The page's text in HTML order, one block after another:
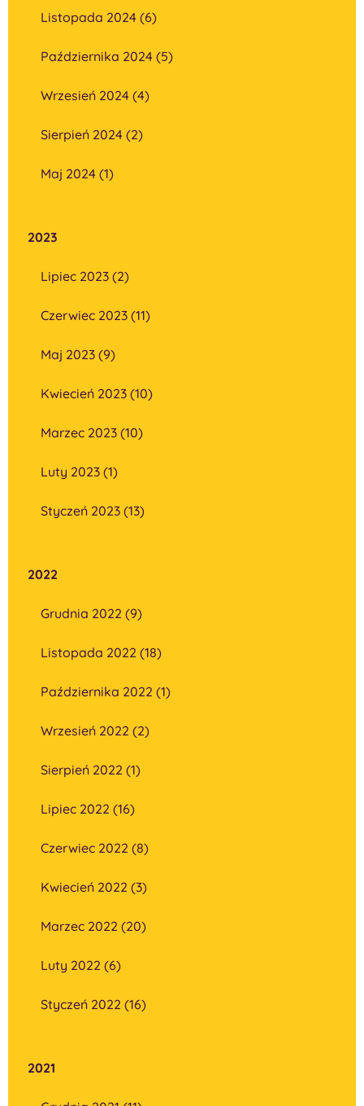
Listopada 2024 (6)
Października 2024 (5)
Wrzesień 2024 (4)
Sierpień 2024 (2)
Maj 2024 (1)
2023
Lipiec 2023 (2)
Czerwiec 2023 (11)
Maj 2023 (9)
Kwiecień 2023 (10)
Marzec 2023 (10)
Luty 2023 (1)
Styczeń 2023 (13)
2022
Grudnia 2022 (9)
Listopada 2022 (18)
Października 2022 (1)
Wrzesień 2022 (2)
Sierpień 2022 (1)
Lipiec 2022 (16)
Czerwiec 2022 (8)
Kwiecień 2022 (3)
Marzec 2022 (20)
Luty 2022 (6)
Styczeń 2022 (16)
2021